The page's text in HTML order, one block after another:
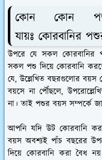
কোন কোন পশু
যায়ঃ কোরবানির
উপরে যে সকল কোরবানির
সকল পশু দিয়ে কোরবানি
যে, উল্লেখিত বছরগুলোর বয়স
বয়সে না পৌঁছলে,
না। তাই পশুর বয়স সম্পর্কে
আপনি যদি উট কোরবানি
বয়স অবশ্যই পাঁচ বছরের
দিয়ে কোরবানি করা বৈধ